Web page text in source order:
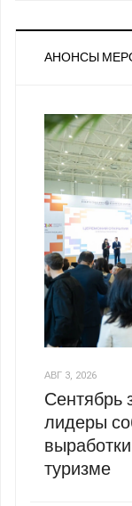
АНОНСЫ
АВГ 3, 2026
Сентябрь
лидеры
туризме